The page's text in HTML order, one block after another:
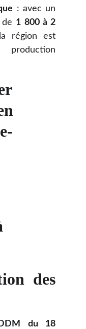
: avec un
1 800 à 2
la région est
des
du 18